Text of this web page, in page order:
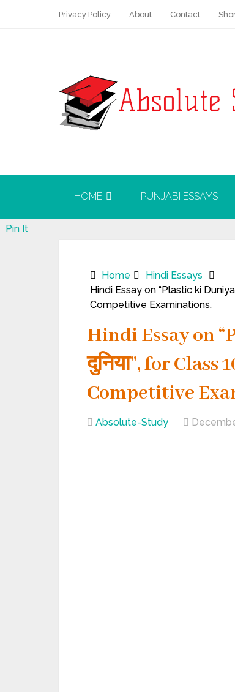
Privacy Policy About Contact
HOME PUNJABI ESSAYS
Home
Hindi Essays
Hindi Essay on “Plastic ki
Competitive Examinations.
Hindi Essay on
दुनिया”, for Class
Competitive
Absolute-Study
Pin It